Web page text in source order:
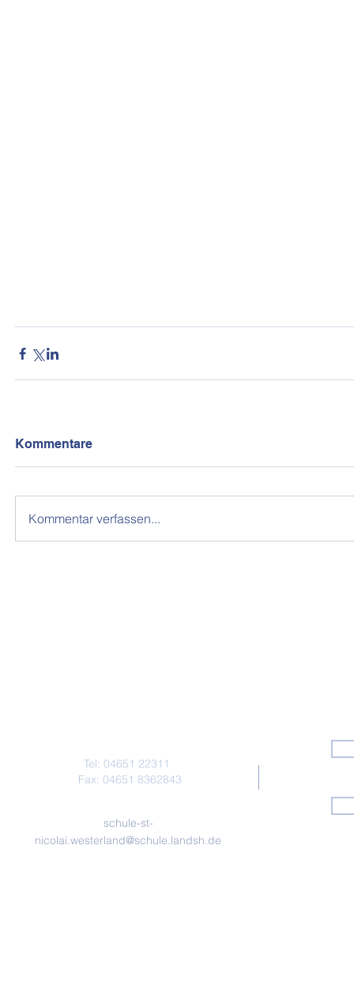
Kommentare
Kommentar verfassen...
Tel: 04651 22311
Fax: 04651 8362843
schule-st-
nicolai.westerland@schule.landsh.de